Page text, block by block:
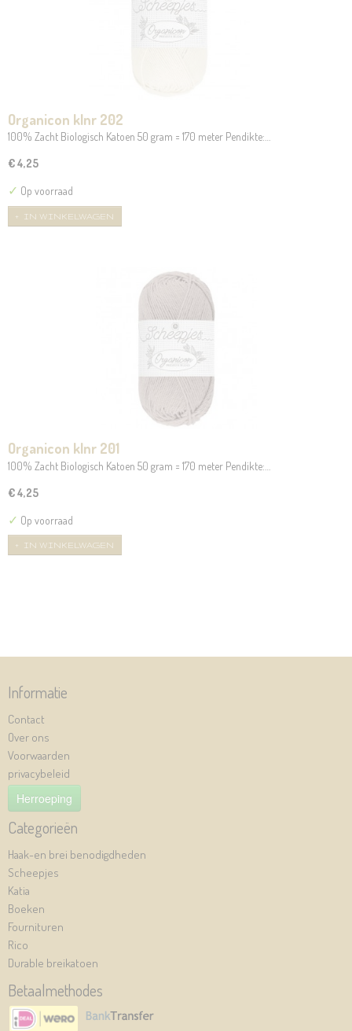
Organicon klnr 202
100% Zacht Biologisch Katoen 50 gram = 170 meter Pendikte:…
€ 4,25
✓ Op voorraad
IN WINKELWAGEN
Organicon klnr 201
100% Zacht Biologisch Katoen 50 gram = 170 meter Pendikte:…
€ 4,25
✓ Op voorraad
IN WINKELWAGEN
Informatie
Contact
Over ons
Voorwaarden
privacybeleid
Herroeping
Categorieën
Haak-en brei benodigdheden
Scheepjes
Katia
Boeken
Fournituren
Rico
Durable breikatoen
Betaalmethodes